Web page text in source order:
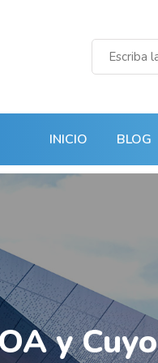
INICIO BLOG
y Cuyo